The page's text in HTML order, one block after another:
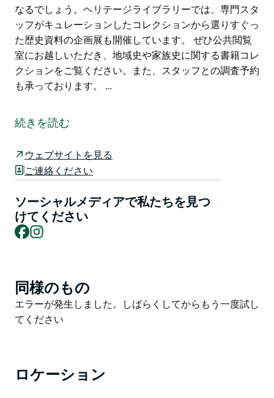
なるでしょう。ヘリテージライブラリーでは、専門スタ
ッフがキュレーションしたコレクションから選りすぐっ
た歴史資料の企画展も開催しています。 ぜひ公共閲覧
室にお越しいただき、地域史や家族史に関する書籍コレ
クションをご覧ください。また、スタッフとの調査予約
も承っております。 …
一時的に閉館しております。工事は2026年6月中旬から
下旬に完了予定です。地域史に関するお問い合わせは、
キャンベラ・パレラン地域史コレクションは、旧キャン
ライブラリー）に移転しました。
ヘリテージライブラリーの豊富な地域史コレクションに
は、バンジェンドア、ブレイドウッド、キャンベラ、お
客、歴史家、この地域の初期の家族の子孫、研究者、学
生の方々にとって、特に興味深い資料となるでしょう。
ヘリテージライブラリーでは、専門スタッフがキュレー
ションしたコレクションから選りすぐった歴史資料の企
する書籍コレクションをご覧ください。また、スタッフ
続きを読む
ウェブサイトを見る
ご連絡ください
ソーシャルメディアで私たちを見つ
けてください
Facebook
Product
List
同様のもの
Product
List
エラーが発生しました。しばらくしてからもう一度試し
てください
ロケーション